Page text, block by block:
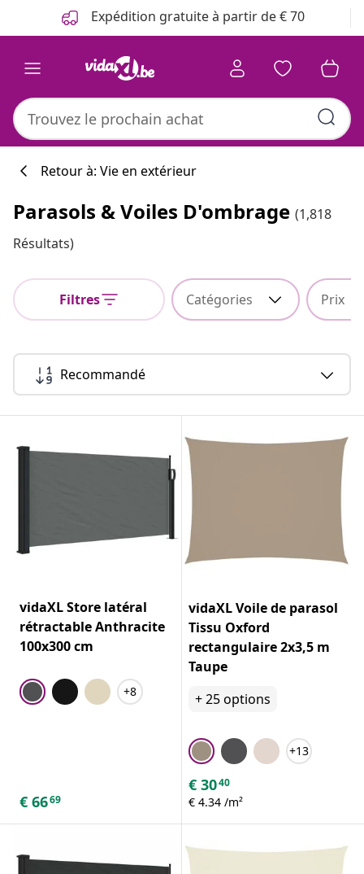
Expédition gratuite à partir de € 70
Retour à: Vie en extérieur
Parasols & Voiles D'ombrage (1,818
Résultats)
Filtres Catégories Prix
Recommandé
vidaXL Store latéral
rétractable Anthracite
100x300 cm
+8
€ 6669
vidaXL Voile de parasol
Tissu Oxford
rectangulaire 2x3,5 m
Taupe
+25options
+13
€ 3040
€ 4.34 /m²